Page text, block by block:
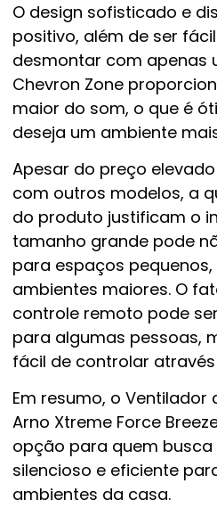
O design sofisticado e
positivo, além de ser
desmontar com apenas
Chevron Zone
maior do som, o que é
deseja um ambiente
Apesar do preço
com outros modelos, a
do produto justificam o
tamanho grande pode
para espaços
ambientes maiores. O
controle remoto pode
para algumas pessoas,
fácil de controlar
Em resumo, o Ventilador
Arno Xtreme Force
opção para quem
silencioso e eficiente
ambientes da casa.